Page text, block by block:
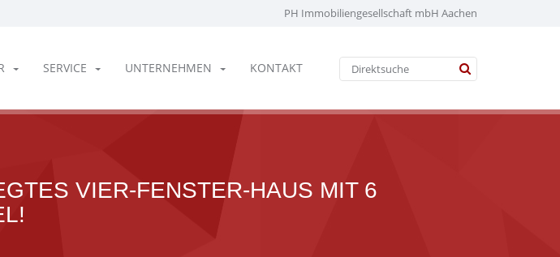
PH Immobiliengesellschaft mbH Aachen
SERVICE UNTERNEHMEN KONTAKT
VIER-FENSTER-HAUS MIT 6